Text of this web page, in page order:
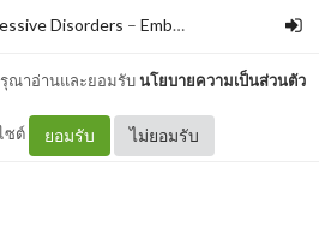
รุณาอ่านและยอมรับนโยบายความเป็นส่วนตัว
ซต์ ยอมรับ ไม่ยอมรับ
Disorders – Embrace
ที่ไม่รู้จัก